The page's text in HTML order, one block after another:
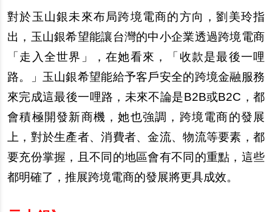
對於玉山銀未來布局跨境電商的方向，劉美玲指
出，玉山銀希望能讓台灣的中小企業透過跨境電商
「走入全世界」，在她看來，「收款是最後一哩
路。」玉山銀希望能給予客戶安全的跨境金融服務
來完成這最後一哩路，未來不論是B2B或B2C，都
會積極開發新商機，她也強調，跨境電商的發展
上，對於生產者、消費者、金流、物流等要素，都
要充份掌握，且不同的地區會有不同的重點，這些
都明確了，推展跨境電商的發展將更具成效。